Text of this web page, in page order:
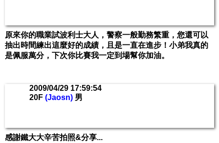
原來你的職業試波利士大人，警察一般勤務繁重，您還可以
抽出時間練出這麼好的成績，且是一直在進步！小弟我真的
是佩服萬分，下次你比賽我一定到場幫你加油。
2009/04/29 17:59:54
20F (Jaosn) 男
感謝鐵大大辛苦拍照&分享...